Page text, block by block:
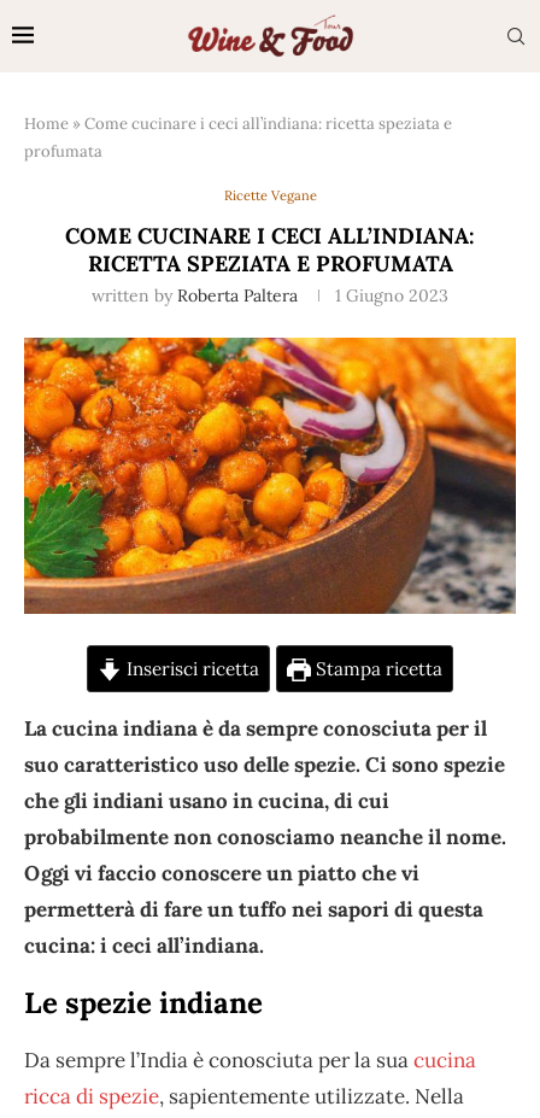
Home »Come cucinare i ceci all’indiana: ricetta speziata e
profumata
Ricette Vegane
COME CUCINARE I CECI ALL’INDIANA:
RICETTA SPEZIATA E PROFUMATA
written by Roberta Paltera 1 Giugno 2023
Inserisci ricetta Stampa ricetta
La cucina indiana è da sempre conosciuta per il
suo caratteristico uso delle spezie. Ci sono spezie
che gli indiani usano in cucina, di cui
probabilmente non conosciamo neanche il nome.
Oggi vi faccio conoscere un piatto che vi
permetterà di fare un tuffo nei sapori di questa
cucina: i ceci all’indiana.
Le spezie indiane
Da sempre l’India è conosciuta per la suacucina
ricca di spezie, sapientemente utilizzate. Nella